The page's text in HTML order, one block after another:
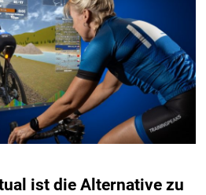
ist die Alternative zu